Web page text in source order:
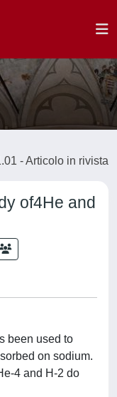
- Articolo in rivista
of4He and
been used to
on sodium.
4 and H-2 do